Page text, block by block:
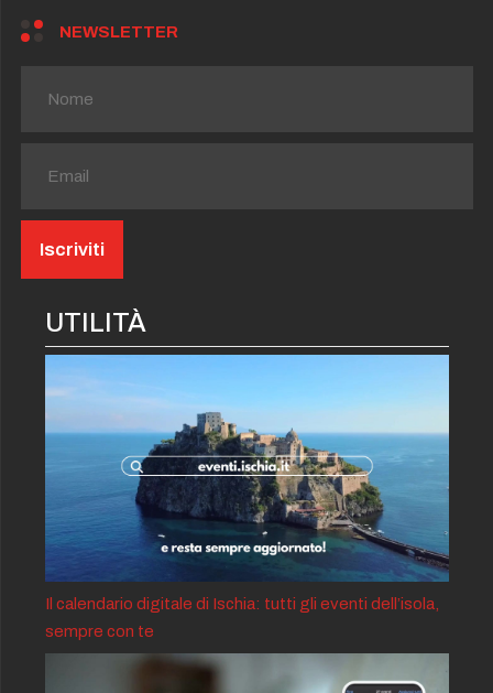
NEWSLETTER
UTILITÀ
Il calendario digitale di Ischia: tutti gli eventi dell’isola,
sempre con te